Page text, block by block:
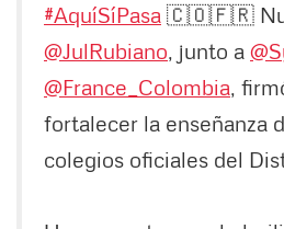
#AquíSíPasa 🇨🇴🇫🇷
@JulRubiano, junto a
@France_Colombia,
fortalecer la enseñanza
colegios oficiales del